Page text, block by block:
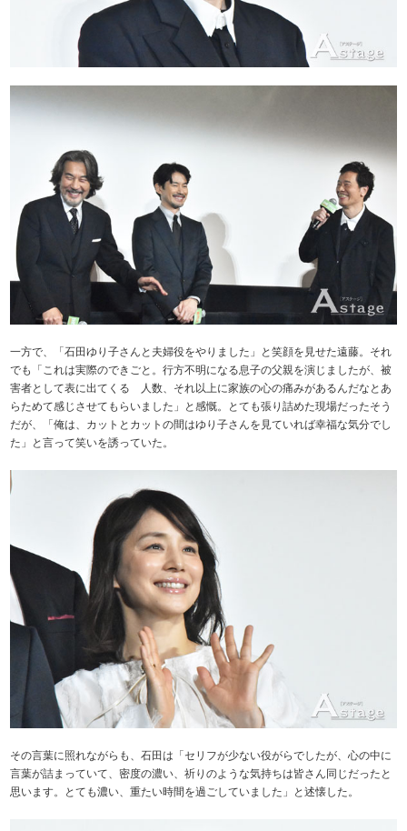
一方で、「石田ゆり子さんと夫婦役をやりました」と笑顔を見せた遠藤。それ
でも「これは実際のできごと。行方不明になる息子の父親を演じましたが、被
害者として表に出てくる 人数、それ以上に家族の心の痛みがあるんだなとあ
らためて感じさせてもらいました」と感慨。とても張り詰めた現場だったそう
だが、「俺は、カットとカットの間はゆり子さんを見ていれば幸福な気分でし
た」と言って笑いを誘っていた。
その言葉に照れながらも、石田は「セリフが少ない役がらでしたが、心の中に
言葉が詰まっていて、密度の濃い、祈りのような気持ちは皆さん同じだったと
思います。とても濃い、重たい時間を過ごしていました」と述懐した。